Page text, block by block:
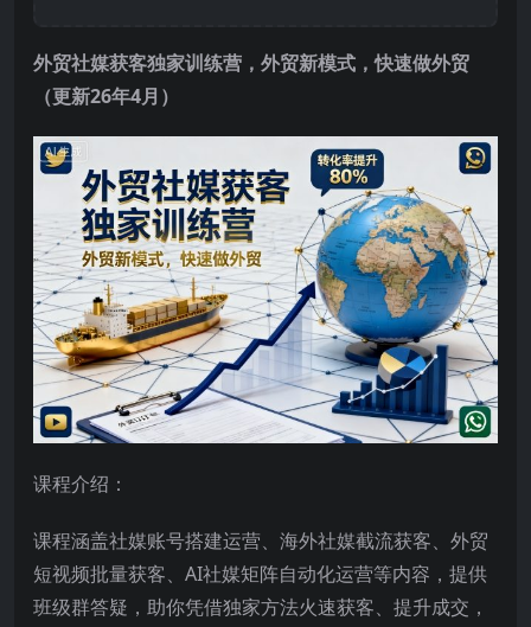
外贸社媒获客独家训练营 ，外贸新模式，快速做外贸
（更新26年4月）
课程介绍：
课程涵盖社媒账号搭建运营、海外社媒截流获客、外贸
短视频批量获客、AI社媒矩阵自动化运营等内容，提供
班级群答疑，助你凭借独家方法火速获客、提升成交，